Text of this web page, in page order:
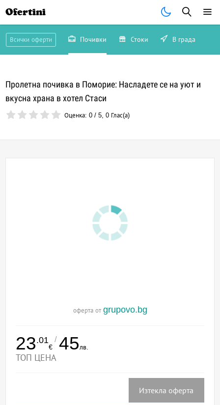
Ofertini
Всички оферти Почивки Стоки В града
Пролетна почивка в Поморие: Насладете се на уют и
вкусна храна в хотел Стаси
Оценка:0 /5,0 Глас(а)
оферта от grupovo.bg
23.01
€
/ 45лв.
ТОП ЦЕНА
Изтекла оферта